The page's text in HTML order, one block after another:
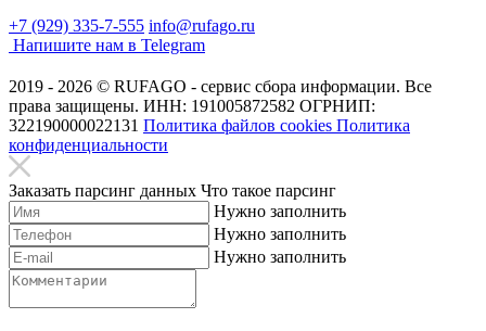
+7 (929) 335-7-555 info@rufago.ru
Напишите нам в Telegram
2019 - 2026 © RUFAGO - сервис сбора информации. Все
права защищены. ИНН: 191005872582 ОГРНИП:
322190000022131 Политика файлов cookies Политика
конфиденциальности
Заказать парсинг данных Что такое парсинг
Нужно заполнить
Нужно заполнить
Нужно заполнить